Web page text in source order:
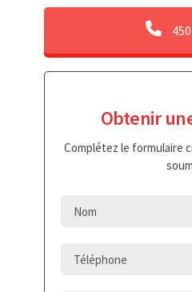
Obtenir
Complétez le formulaire